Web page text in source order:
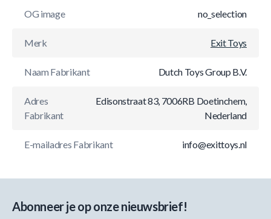
OG image no_selection
Merk Exit Toys
Naam Fabrikant Dutch Toys Group B.V.
Adres
Fabrikant
Edisonstraat 83, 7006RB Doetinchem,
Nederland
E-mailadres Fabrikant info@exittoys.nl
Abonneer je op onze nieuwsbrief!